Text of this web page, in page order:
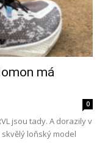
má
0
jsou tady. A dorazily v
loňský model